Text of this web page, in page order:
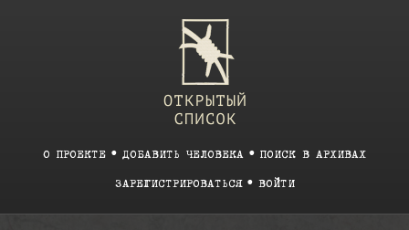
О ПРОЕКТЕ ДОБАВИТЬ ЧЕЛОВЕКА ПОИСК В АРХИВАХ
ЗАРЕГИСТРИРОВАТЬСЯ ВОЙТИ